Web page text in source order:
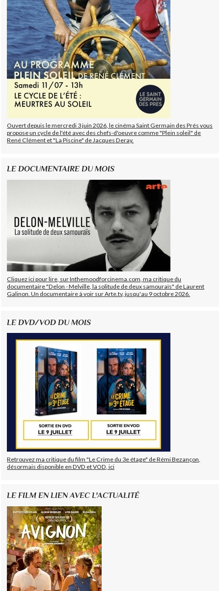
Ouvert depuis le mercredi 3 juin 2026, le cinéma Saint Germain des Prés vous
propose un cycle de l'été avec des chefs-d'oeuvre comme "Plein soleil" de
René Clément et "La Piscine" de Jacques Deray.
LE DOCUMENTAIRE DU MOIS
Cliquez ici pour lire, sur Inthemoodforcinema.com, ma critique du
documentaire "Delon - Melville, la solitude de deux samouraïs" de Laurent
Galinon. Un documentaire à voir sur Arte.tv, jusqu'au 9 octobre 2026.
LE DVD/VOD DU MOIS
Retrouvez ma critique du film "Le Crime du 3e étage" de Rémi Bezançon,
désormais disponible en DVD et VOD, ici
LE FILM EN LIEN AVEC L'ACTUALITÉ